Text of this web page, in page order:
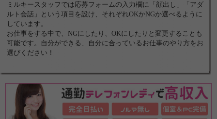
ミルキースタッフでは応募フォームの入力欄に「顔出し」「アダ
ルト会話」という項目を設け、それぞれOKかNGか選べるように
しています。
お仕事をする中で、NGにしたり、OKにしたりと変更することも
可能です。自分ができる、自分に合っているお仕事のやり方をお
選びください！